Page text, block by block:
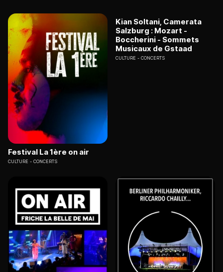
Festival La 1ère on air
CULTURE CONCERTS
Kian Soltani, Camerata
Salzburg : Mozart -
Boccherini - Sommets
Musicaux de Gstaad
CULTURE CONCERTS